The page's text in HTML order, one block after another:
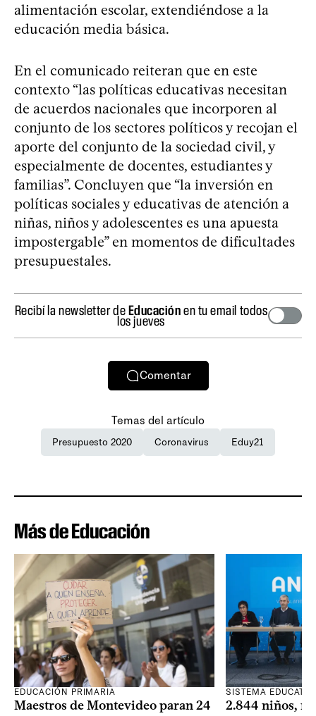
alimentación escolar, extendiéndose a la
educación media básica.
En el comunicado reiteran que en este
contexto “las políticas educativas necesitan
de acuerdos nacionales que incorporen al
conjunto de los sectores políticos y recojan el
aporte del conjunto de la sociedad civil, y
especialmente de docentes, estudiantes y
familias”. Concluyen que “la inversión en
políticas sociales y educativas de atención a
niñas, niños y adolescentes es una apuesta
impostergable” en momentos de dificultades
presupuestales.
Recibí la newsletter deEducaciónen tu email todos
los jueves
Comentar
Temas del artículo
Presupuesto 2020 Coronavirus Eduy21
Más de Educación
EDUCACIÓN PRIMARIA
Maestros de Montevideo paran 24
SISTEMA
2.844 niños,